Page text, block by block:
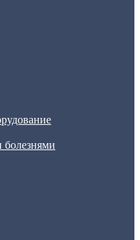
болезнями